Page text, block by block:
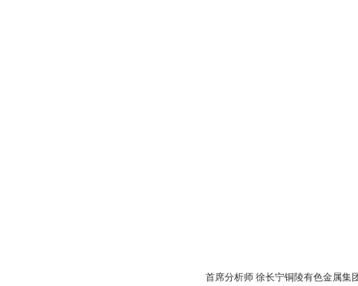
首席分析师 徐长宁铜陵有色金属集